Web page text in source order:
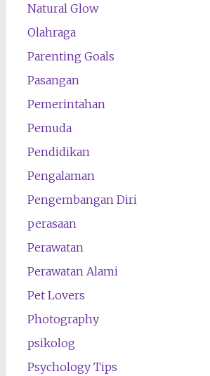
Natural Glow
Olahraga
Parenting Goals
Pasangan
Pemerintahan
Pemuda
Pendidikan
Pengalaman
Pengembangan Diri
perasaan
Perawatan
Perawatan Alami
Pet Lovers
Photography
psikolog
Psychology Tips